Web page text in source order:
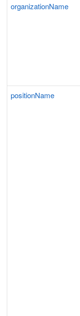
organizationName
positionName